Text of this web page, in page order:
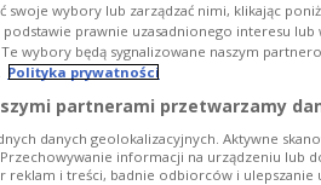
swoje wybory lub zarządzać nimi, klikając
podstawie prawnie uzasadnionego interesu
wybory będą sygnalizowane naszym
Polityka prywatności
partnerami przetwarzamy
danych geolokalizacyjnych. Aktywne
informacji na urządzeniu lub
reklam i treści, badnie odbiorców i ulepszanie